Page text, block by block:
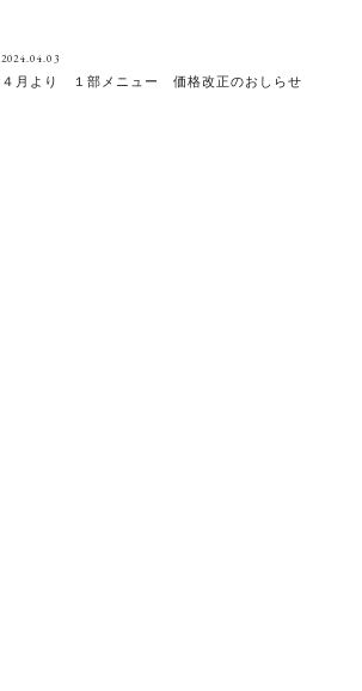
2024.04.03
４月より １部メニュー 価格改正のおしらせ